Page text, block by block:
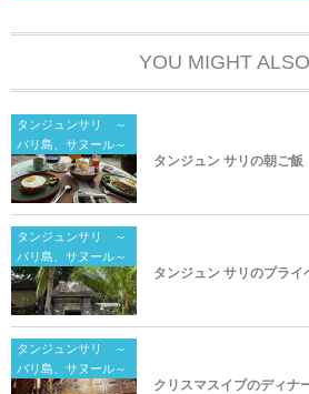
YOU MIGHT
タンジュンサリ ～
バリ島、サヌール～
タンジュン サリの朝ご飯
タンジュンサリ ～
バリ島、サヌール～
タンジュン サリのプライ
タンジュンサリ ～
バリ島、サヌール～
クリスマスイブのディナ